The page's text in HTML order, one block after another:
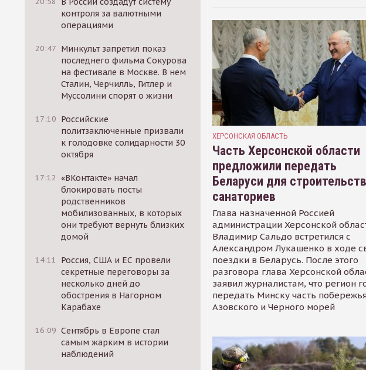
контроля за валютными
операциями
20:47 Минкульт запретил показ
последнего фильма Сокурова
на фестивале в Москве. В нем
Сталин, Черчилль, Гитлер и
Муссолини спорят о жизни
17:10 Российские
политзаключенные призвали
к голодовке солидарности 30
октября
17:12 «ВКонтакте» начал
блокировать посты
родственников
мобилизованных, в которых
они требуют вернуть близких
домой
14:11
Россия, США и ЕС провели
секретные переговоры за
несколько дней до
обострения в Нагорном
Карабахе
16:09 Сентябрь в Европе стал
самым жарким в истории
наблюдений
ХЕРСОНСКАЯ ОБЛАСТЬ
Часть Херсонской области
предложили передать
Беларуси для
санаториев
Глава назначенной Россией
администрации Херсонской
Владимир Сальдо встретился с
Александром Лукашенко в ходе
поездки в Беларусь. После этого
разговора глава Херсонской
заявил журналистам, что регион
передать Минску часть
Азовского и Черного морей